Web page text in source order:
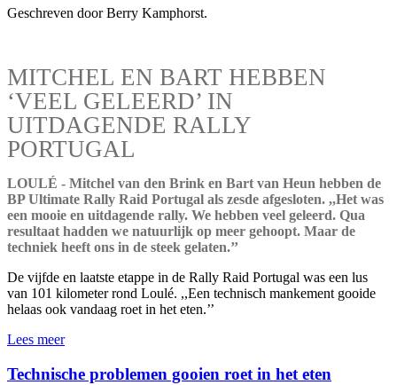
Geschreven door Berry Kamphorst.
MITCHEL EN BART HEBBEN
‘VEEL GELEERD’ IN
UITDAGENDE RALLY
PORTUGAL
LOULÉ - Mitchel van den Brink en Bart van Heun hebben de
BP Ultimate Rally Raid Portugal als zesde afgesloten. ,,Het was
een mooie en uitdagende rally. We hebben veel geleerd. Qua
resultaat hadden we natuurlijk op meer gehoopt. Maar de
techniek heeft ons in de steek gelaten.’’
De vijfde en laatste etappe in de Rally Raid Portugal was een lus
van 101 kilometer rond Loulé. ,,Een technisch mankement gooide
helaas ook vandaag roet in het eten.’’
Lees meer
Technische problemen gooien roet in het eten